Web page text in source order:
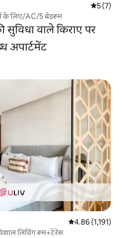
औसत रेटिंग
5 (7)
के लिए/AC/5 बेडरूम
वाले किराए पर
अपार्टमेंट
औसत रेटिंग 5 में से
4.86 (1,191)
लिविंग रूम+टेरेस